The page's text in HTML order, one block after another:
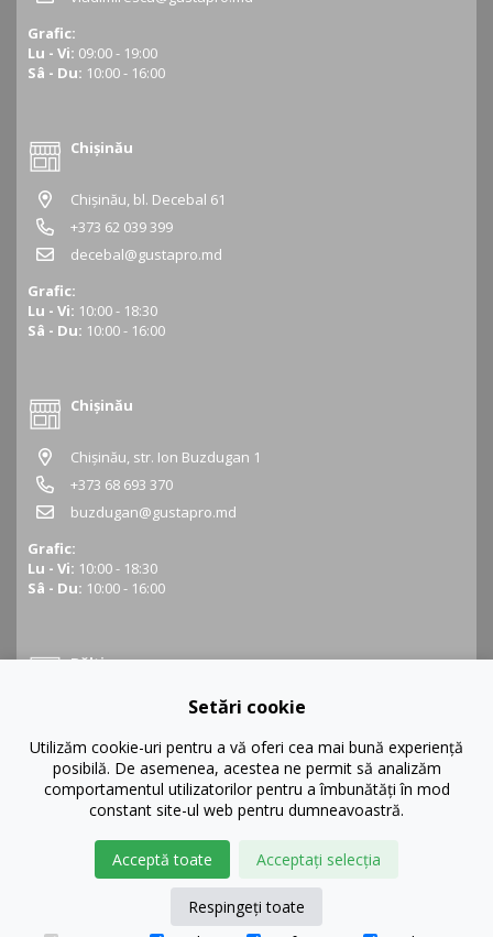
Grafic:
Lu - Vi: 09:00 - 19:00
Sâ - Du: 10:00 - 16:00
Chișinău
Chișinău, bl. Decebal 61
+373 62 039 399
decebal@gustapro.md
Grafic:
Lu - Vi: 10:00 - 18:30
Sâ - Du: 10:00 - 16:00
Chișinău
Chișinău, str. Ion Buzdugan 1
+373 68 693 370
buzdugan@gustapro.md
Grafic:
Lu - Vi: 10:00 - 18:30
Sâ - Du: 10:00 - 16:00
Bălți
Bălți, str. Ștefan cel Mare 16
+373 68 452 945
balti@gustapro.md
10:00 - 16:00
Setări cookie
Utilizăm cookie-uri pentru a vă oferi cea mai bună experiență
posibilă. De asemenea, acestea ne permit să analizăm
comportamentul utilizatorilor pentru a îmbunătăți în mod
constant site-ul web pentru dumneavoastră.
Acceptă toate Acceptați selecția
Respingeți toate